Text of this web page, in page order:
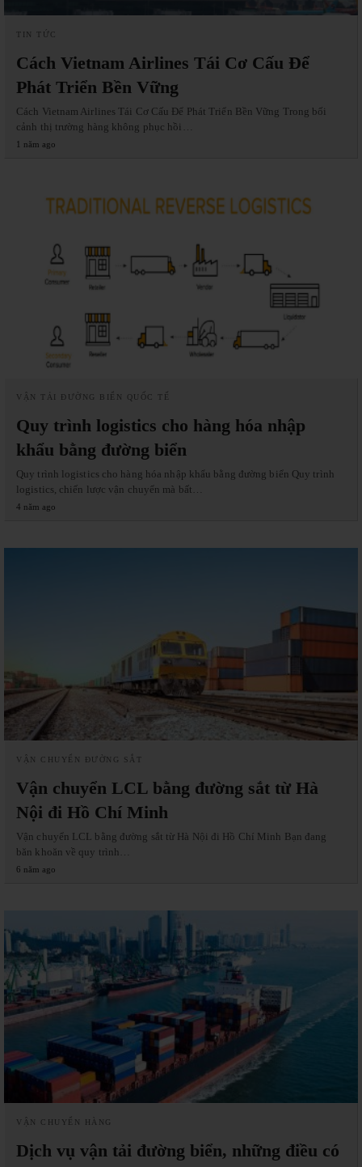
TIN TỨC
Cách Vietnam Airlines Tái Cơ Cấu Để
Phát Triển Bền Vững
Cách Vietnam Airlines Tái Cơ Cấu Để Phát Triển Bền Vững Trong bối
cảnh thị trường hàng không phục hồi…
1 năm ago
VẬN TẢI ĐƯỜNG BIỂN QUỐC TẾ
Quy trình logistics cho hàng hóa nhập
khẩu bằng đường biển
Quy trình logistics cho hàng hóa nhập khẩu bằng đường biển Quy trình
logistics, chiến lược vận chuyển mà bất…
4 năm ago
VẬN CHUYỂN ĐƯỜNG SẮT
Vận chuyển LCL bằng đường sắt từ Hà
Nội đi Hồ Chí Minh
Vận chuyển LCL bằng đường sắt từ Hà Nội đi Hồ Chí Minh Bạn đang
băn khoăn về quy trình…
6 năm ago
VẬN CHUYỂN HÀNG
Dịch vụ vận tải đường biển, những điều có